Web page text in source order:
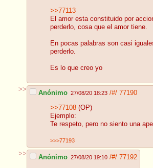
>>77113
El amor esta constituido por
perderlo, cosa que el amor tiene.
En pocas palabras son casi
perderlo.
Es lo que creo yo
>> Anónimo 27/08/20 18:23 /#/ 77190
>>77108 (OP)
Ejemplo:
Te respeto, pero no siento una
>>>77193
>> Anónimo 27/08/20 19:10 /#/ 77192